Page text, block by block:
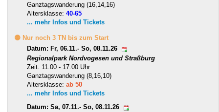
Ganztagswanderung (16,14,16)
Altersklasse: 40-65
... mehr Infos und Tickets
🟡 Nur noch 3 TN bis zum Start
Datum: Fr, 06.11.- So, 08.11.26
Regionalpark Nordvogesen und Straßburg
Zeit: 11:00 - 17:00 Uhr
Ganztagswanderung (8,16,10)
Altersklasse: ab 50
... mehr Infos und Tickets
Datum: Sa, 07.11.- So, 08.11.26